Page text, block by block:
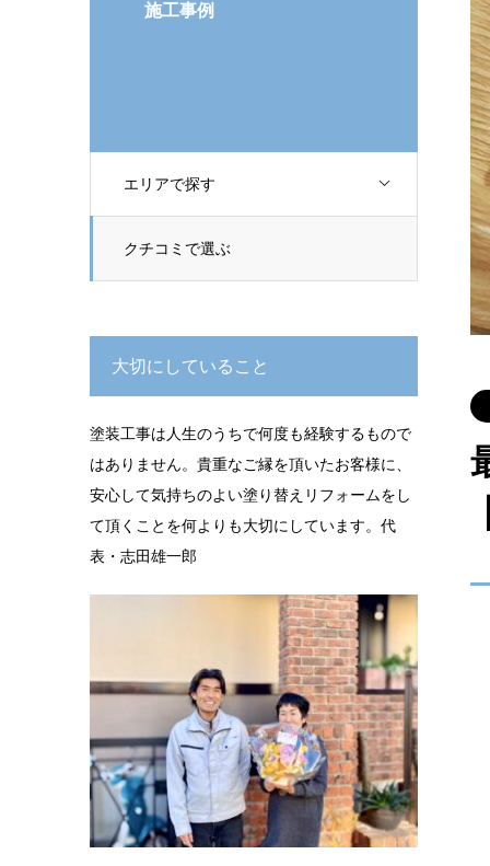
施工事例
エリアで探す
クチコミで選ぶ
大切にしていること
塗装工事は人生のうちで何度も経験するもので
はありません。貴重なご縁を頂いたお客様に、
安心して気持ちのよい塗り替えリフォームをし
て頂くことを何よりも大切にしています。代
表・志田雄一郎